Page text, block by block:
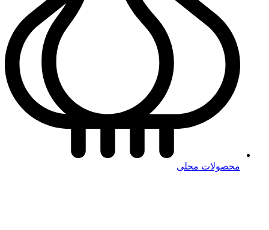
محصولات محلی